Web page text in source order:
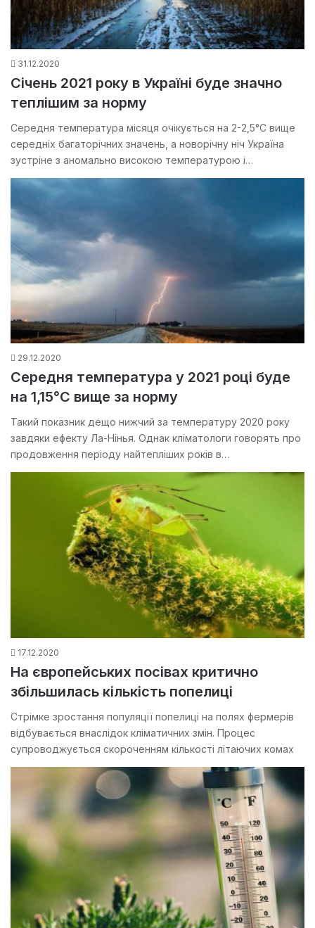
31.12.2020
Січень 2021 року в Україні буде значно
теплішим за норму
Середня температура місяця очікується на 2-2,5°С вище
середніх багаторічних значень, а новорічну ніч Україна
зустріне з аномально високою температурою і…
29.12.2020
Середня температура у 2021 році буде
на 1,15°C вище за норму
Такий показник дещо нижчий за температуру 2020 року
завдяки ефекту Ла-Нінья. Однак кліматологи говорять про
продовження періоду найтепліших років в…
17.12.2020
На європейських посівах критично
збільшилась кількість попелиці
Стрімке зростання популяції попелиці на полях фермерів
відбувається внаслідок кліматичних змін. Процес
супроводжується скороченням кількості літаючих комах